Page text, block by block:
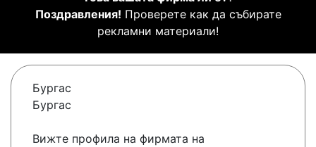
Поздравления! Проверете как да събирате
рекламни материали!
Бургас
Бургас
Вижте профила на фирмата на